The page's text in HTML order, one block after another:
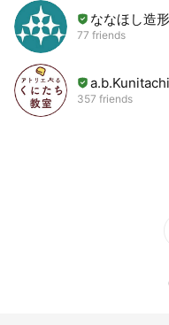
ななほし造
77 friends
a.b.Kunitachi
357 friends